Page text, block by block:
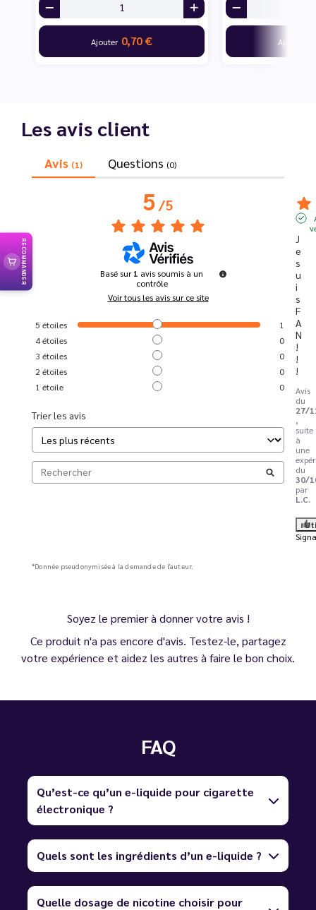
Ajouter 0,70 € Ajouter
Les avis client
Avis (1) Questions (0)
5/5
Basé sur1 avis soumis à un
contrôle
Voir tous les avis sur ce site
5 étoiles
1
4étoiles
0
3 étoiles
0
2 étoiles
0
1 étoile 0
Trier les avis
J
e
s
u
i
s
F
A
N
!
!
!
Avis
du
27/
,
suite
à
une
du
30/
par
L.C.
*Donnée pseudonymisée à la demande de l'auteur.
Soyez le premier à donner votre avis !
Ce produit n'a pas encore d'avis. Testez-le, partagez
votre expérience et aidez les autres à faire le bon choix.
FAQ
Qu’est-ce qu’un e-liquide pour cigarette
électronique ?
Quels sont les ingrédients d’un e-liquide ?
Quelle dosage de nicotine choisir pour
RECOMMANDER